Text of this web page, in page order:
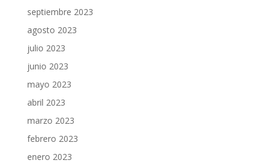
septiembre 2023
agosto 2023
julio 2023
junio 2023
mayo 2023
abril 2023
marzo 2023
febrero 2023
enero 2023